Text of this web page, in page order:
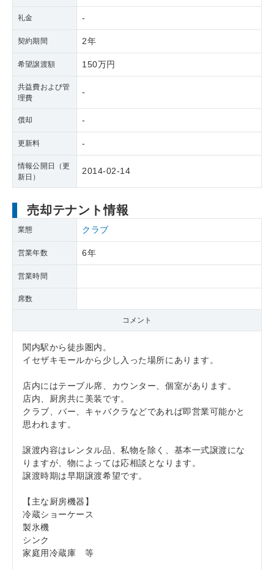
礼金 -
契約期間 2年
希望譲渡額 150万円
共益費および管
理費
-
償却 -
更新料 -
情報公開日（更
新日）
2014-02-14
売却テナント情報
業態 クラブ
営業年数 6年
営業時間
席数
コメント
関内駅から徒歩圏内。
イセザキモールから少し入った場所にあります。
店内にはテーブル席、カウンター、個室があります。
店内、厨房共に美装です。
クラブ、バー、キャバクラなどであれば即営業可能かと
思われます。
譲渡内容はレンタル品、私物を除く、基本一式譲渡にな
りますが、物によっては応相談となります。
譲渡時期は早期譲渡希望です。
【主な厨房機器】
冷蔵ショーケース
製氷機
シンク
家庭用冷蔵庫 等